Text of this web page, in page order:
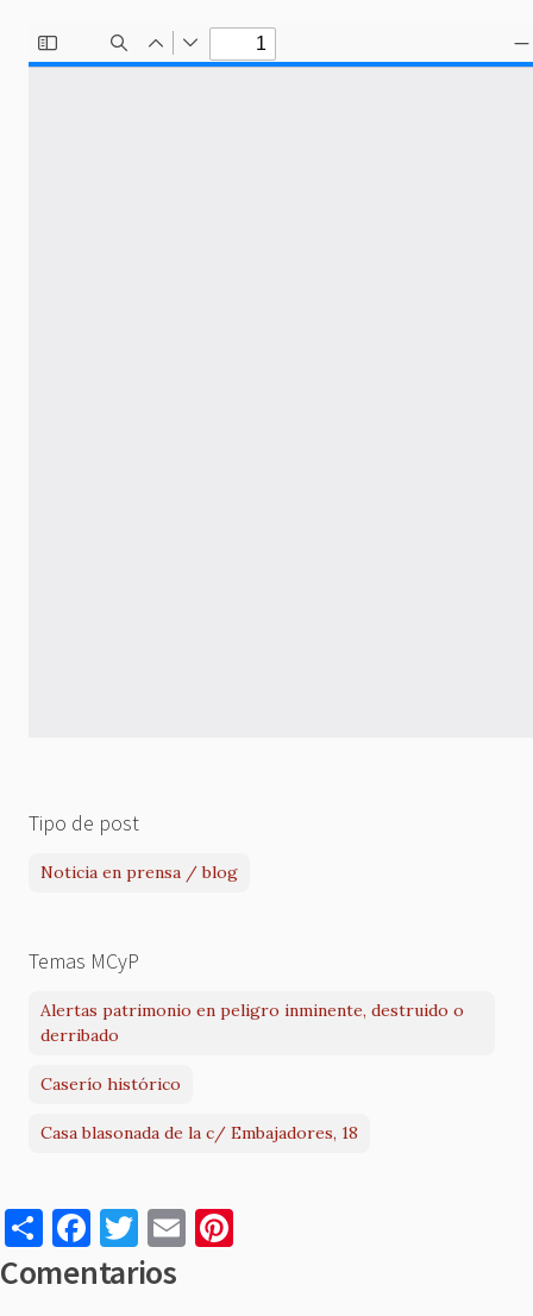
Tipo de post
Noticia en prensa / blog
Temas MCyP
Alertas patrimonio en peligro inminente, destruido o
derribado
Caserío histórico
Casa blasonada de la c/ Embajadores, 18
S
h
ar
F
a
c
T
w
it
E
m
Comentarios